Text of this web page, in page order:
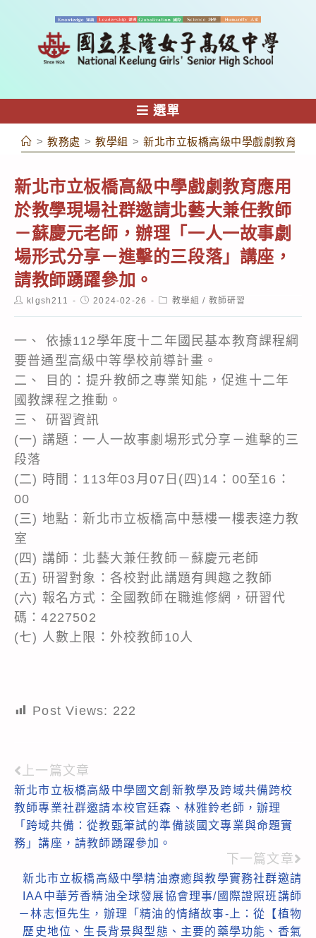
容
選單
> 教務處 > 教學組 > 新北市立板橋高級中學戲劇教育應
新北市立板橋高級中學戲劇教育應用
於教學現場社群邀請北藝大兼任教師
－蘇慶元老師，辦理「一人一故事劇
場形式分享－進擊的三段落」講座，
請教師踴躍參加。
Postklgsh211
Post2024-02-26
Post教學組 / 教師研習
一、 依據112學年度十二年國民基本教育課程綱
要普通型高級中等學校前導計畫。
二、 目的：提升教師之專業知能，促進十二年
國教課程之推動。
三、 研習資訊
(一) 講題：一人一故事劇場形式分享－進擊的三
段落
(二) 時間：113年03月07日(四)14：00至16：
00
(三) 地點：新北市立板橋高中慧樓一樓表達力教
室
(四) 講師：北藝大兼任教師－蘇慶元老師
(五) 研習對象：各校對此講題有興趣之教師
(六) 報名方式：全國教師在職進修網，研習代
碼：4227502
(七) 人數上限：外校教師10人
Post Views: 222
Read
more
articles
上一篇文章
新北市立板橋高級中學國文創新教學及跨域共備跨校
教師專業社群邀請本校官廷森、林雅鈴老師，辦理
「跨域共備：從教甄筆試的準備談國文專業與命題實
務」講座，請教師踴躍參加。
下一篇文章
新北市立板橋高級中學精油療癒與教學實務社群邀請
IAA中華芳香精油全球發展協會理事/國際證照班講師
－林志恒先生，辦理「精油的情緒故事-上：從【植物
歷史地位、生長背景與型態、主要的藥學功能、香氣